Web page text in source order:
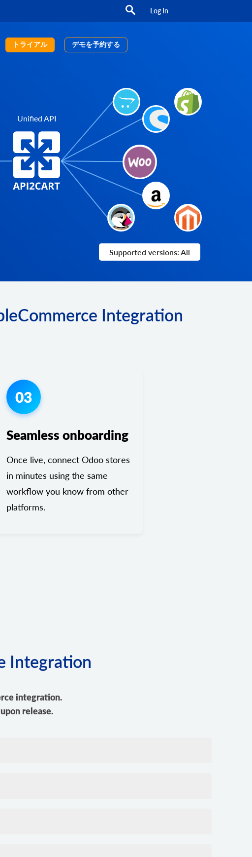
Log In
トライアル デモを予約する
Unified API
Supported versions: All
Integration
03
Seamless onboarding
Once live, connect Odoo stores
in minutes using the same
workflow you know from other
platforms.
Integration
integration.
release.